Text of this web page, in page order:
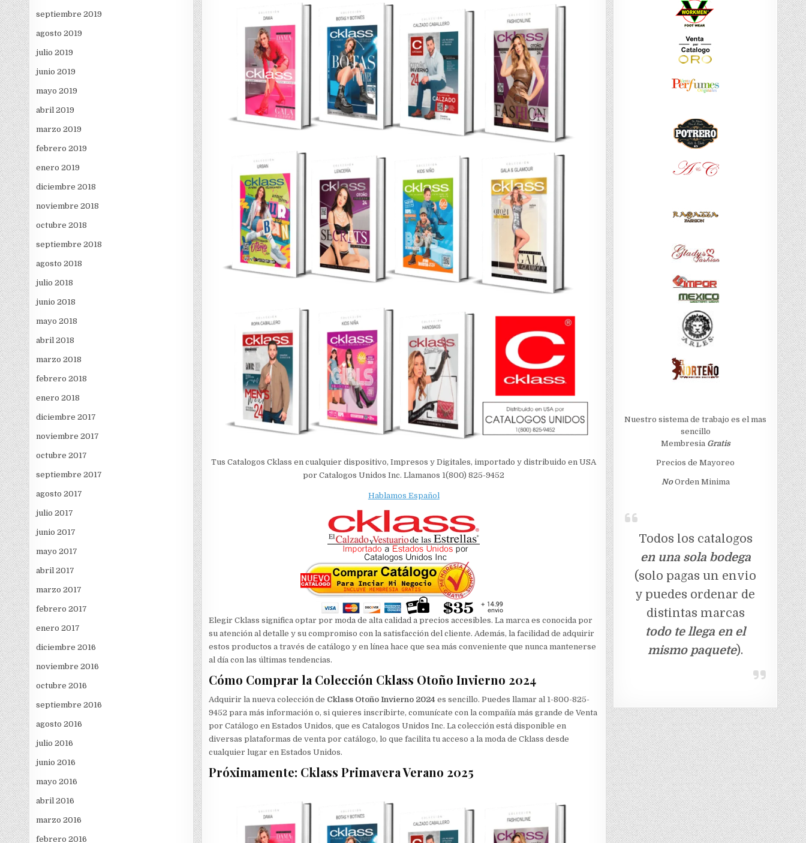
septiembre 2019
agosto 2019
julio 2019
junio 2019
mayo 2019
abril 2019
marzo 2019
febrero 2019
enero 2019
diciembre 2018
noviembre 2018
octubre 2018
septiembre 2018
agosto 2018
julio 2018
junio 2018
mayo 2018
abril 2018
marzo 2018
febrero 2018
enero 2018
diciembre 2017
noviembre 2017
octubre 2017
septiembre 2017
agosto 2017
julio 2017
junio 2017
mayo 2017
abril 2017
marzo 2017
febrero 2017
enero 2017
diciembre 2016
noviembre 2016
octubre 2016
septiembre 2016
agosto 2016
julio 2016
junio 2016
mayo 2016
abril 2016
marzo 2016
febrero 2016
Tus Catalogos Cklass en cualquier dispositivo, Impresos y Digitales, importado y distribuido en USA
por Catalogos Unidos Inc. Llamanos 1(800) 825-9452
Hablamos Español
Elegir Cklass significa optar por moda de alta calidad a precios accesibles. La marca es conocida por
su atención al detalle y su compromiso con la satisfacción del cliente. Además, la facilidad de adquirir
estos productos a través de catálogo y en línea hace que sea más conveniente que nunca mantenerse
al día con las últimas tendencias.
Cómo Comprar la Colección Cklass Otoño Invierno 2024
Adquirir la nueva colección de Cklass Otoño Invierno 2024 es sencillo. Puedes llamar al 1-800-825-
9452 para más información o, si quieres inscribirte, comunícate con la compañía más grande de Venta
por Catálogo en Estados Unidos, que es Catalogos Unidos Inc. La colección está disponible en
diversas plataformas de venta por catálogo, lo que facilita tu acceso a la moda de Cklass desde
cualquier lugar en Estados Unidos.
Próximamente: Cklass Primavera Verano 2025
Nuestro sistema de trabajo es el mas
sencillo
Membresia Gratis
Precios de Mayoreo
NoOrden Minima
Todos los catalogos
en una sola bodega
(solo pagas un envio
y puedes ordenar de
distintas marcas
todo te llega en el
mismo paquete).